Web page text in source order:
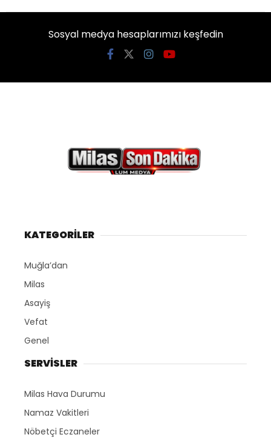
Sosyal medya hesaplarımızı keşfedin
KATEGORİLER
Muğla’dan
Milas
Asayiş
Vefat
Genel
SERVİSLER
Milas Hava Durumu
Namaz Vakitleri
Nöbetçi Eczaneler